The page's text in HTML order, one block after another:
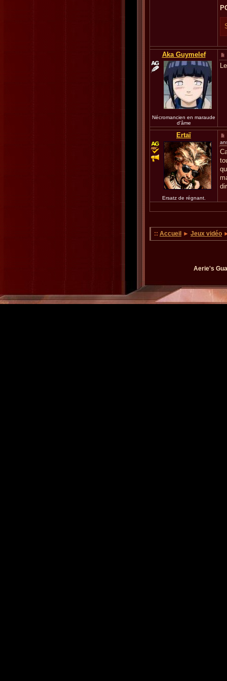
Aka Guymelef
Nécromancien en maraude
d'âme
Ertaï
Ersatz de régnant.
:: Accueil ► Jeux vidéo
Aerie's